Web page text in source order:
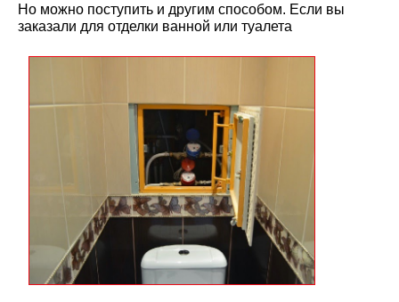
Но можно поступить и другим способом. Если вы
заказали для отделки ванной или туалета